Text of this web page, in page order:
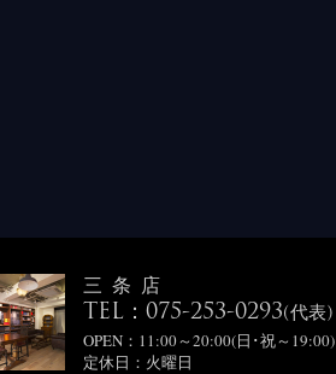
三条店
TEL：075-253-0293(代表)
OPEN：11:00～20:00(日･祝～19:00)
定休日：火曜日